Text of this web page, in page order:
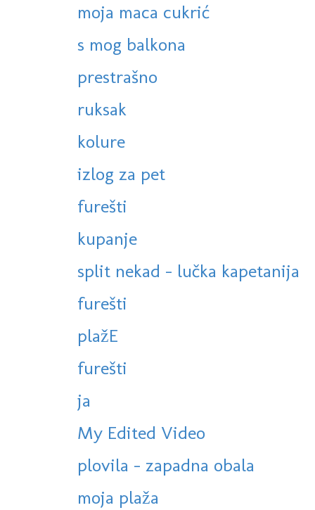
moja maca cukrić
s mog balkona
prestrašno
ruksak
kolure
izlog za pet
furešti
kupanje
split nekad - lučka kapetanija
furešti
plažE
furešti
ja
My Edited Video
plovila - zapadna obala
moja plaža